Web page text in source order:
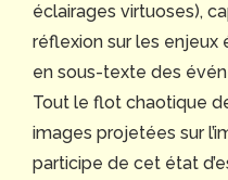
éclairages virtuoses),
réflexion sur les enjeux
en sous-texte des
Tout le flot chaotique
images projetées sur
participe de cet état